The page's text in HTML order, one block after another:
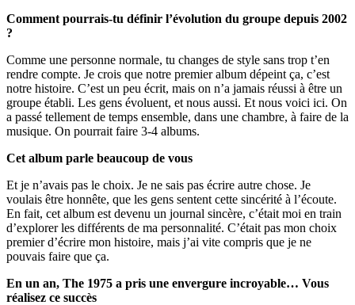
Comment pourrais-tu définir l’évolution du groupe depuis 2002
?
Comme une personne normale, tu changes de style sans trop t’en
rendre compte. Je crois que notre premier album dépeint ça, c’est
notre histoire. C’est un peu écrit, mais on n’a jamais réussi à être un
groupe établi. Les gens évoluent, et nous aussi. Et nous voici ici. On
a passé tellement de temps ensemble, dans une chambre, à faire de la
musique. On pourrait faire 3-4 albums.
Cet album parle beaucoup de vous
Et je n’avais pas le choix. Je ne sais pas écrire autre chose. Je
voulais être honnête, que les gens sentent cette sincérité à l’écoute.
En fait, cet album est devenu un journal sincère, c’était moi en train
d’explorer les différents de ma personnalité. C’était pas mon choix
premier d’écrire mon histoire, mais j’ai vite compris que je ne
pouvais faire que ça.
En un an, The 1975 a pris une envergure incroyable… Vous
réalisez ce succès